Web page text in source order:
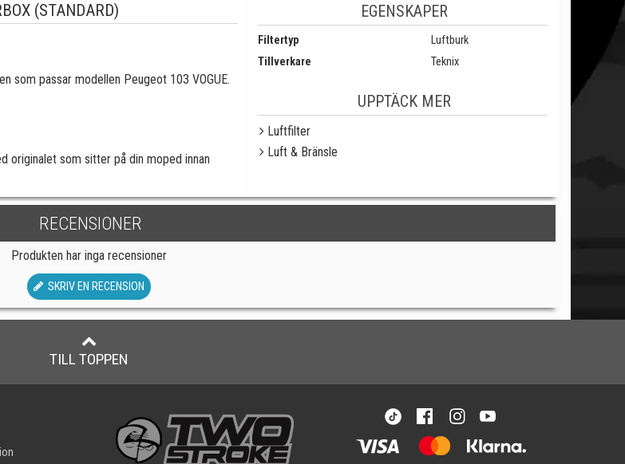
(STANDARD)
som passar modellen Peugeot 103 VOGUE.
originalet som sitter på din moped innan
EGENSKAPER
Filtertyp
Luftburk
Tillverkare
Teknix
UPPTÄCK MER
Luftfilter
Luft & Bränsle
RECENSIONER
Produkten har inga recensioner
SKRIV EN RECENSION
TILL TOPPEN